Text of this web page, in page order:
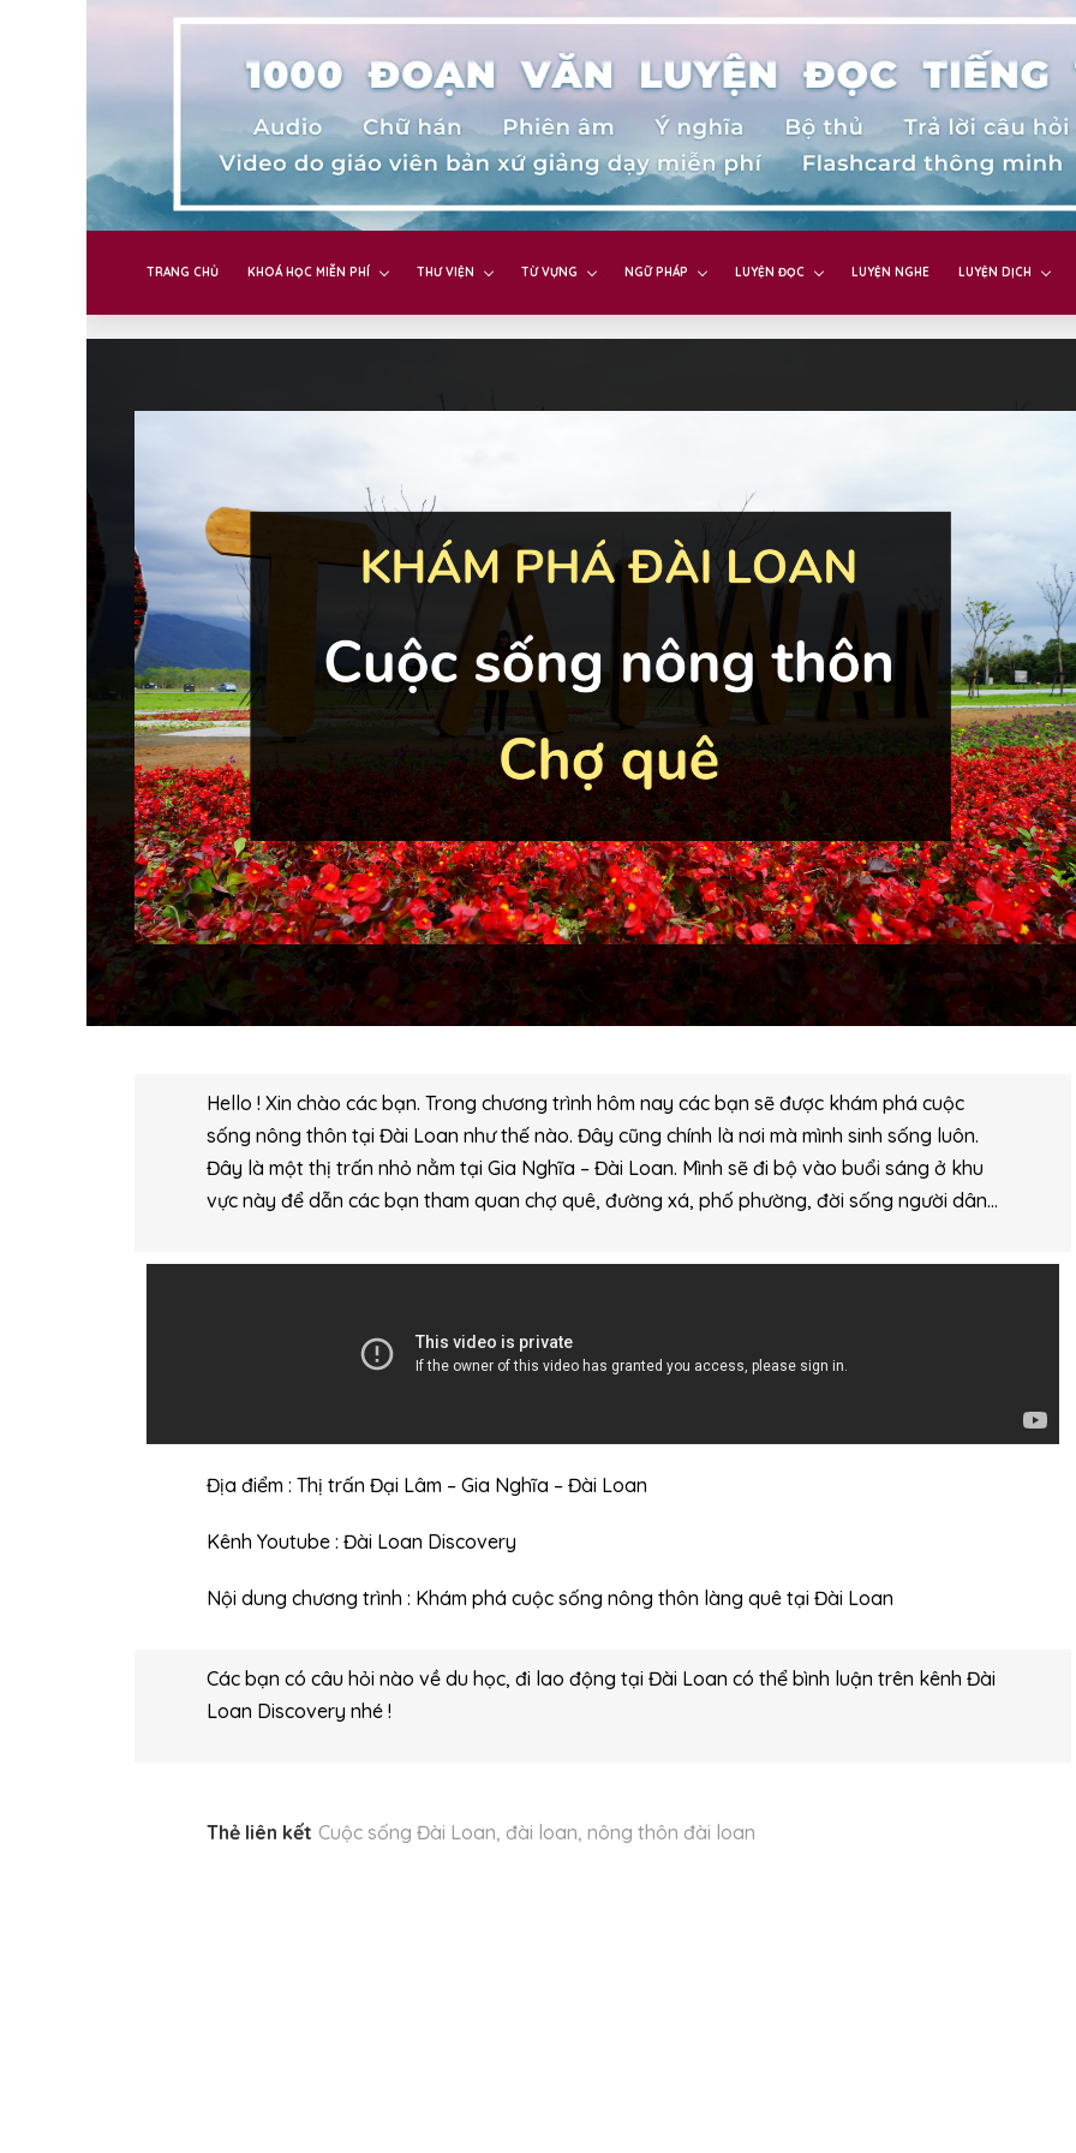
TRANG CHỦ KHOÁ HỌC MIỄN PHÍ THƯ VIỆN TỪ VỰNG NGỮ PHÁP LUYỆN ĐỌC LUYỆN NGHE LUYỆN DỊCH
Hello ! Xin chào các bạn. Trong chương trình hôm nay các bạn sẽ được khám phá cuộc
sống nông thôn tại Đài Loan như thế nào. Đây cũng chính là nơi mà mình sinh sống luôn.
Đây là một thị trấn nhỏ nằm tại Gia Nghĩa – Đài Loan. Mình sẽ đi bộ vào buổi sáng ở khu
vực này để dẫn các bạn tham quan chợ quê, đường xá, phố phường, đời sống người dân…
Địa điểm : Thị trấn Đại Lâm – Gia Nghĩa – Đài Loan
Kênh Youtube : Đài Loan Discovery
Nội dung chương trình : Khám phá cuộc sống nông thôn làng quê tại Đài Loan
Các bạn có câu hỏi nào về du học, đi lao động tại Đài Loan có thể bình luận trên kênh Đài
Loan Discovery nhé !
Thẻ liên kết Cuộc sống Đài Loan, đài loan, nông thôn đài loan